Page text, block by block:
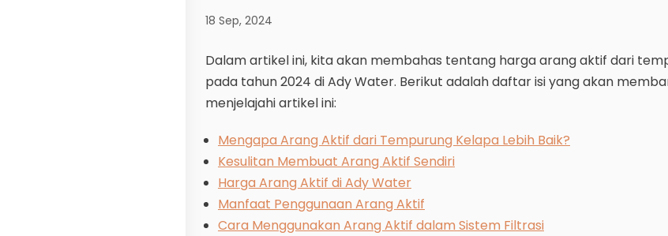
18 Sep, 2024
Dalam artikel ini, kita akan membahas tentang harga arang aktif dari
pada tahun 2024 di Ady Water. Berikut adalah daftar isi yang akan
menjelajahi artikel ini:
Mengapa Arang Aktif dari Tempurung Kelapa Lebih Baik?
Kesulitan Membuat Arang Aktif Sendiri
Harga Arang Aktif di Ady Water
Manfaat Penggunaan Arang Aktif
Cara Menggunakan Arang Aktif dalam Sistem Filtrasi